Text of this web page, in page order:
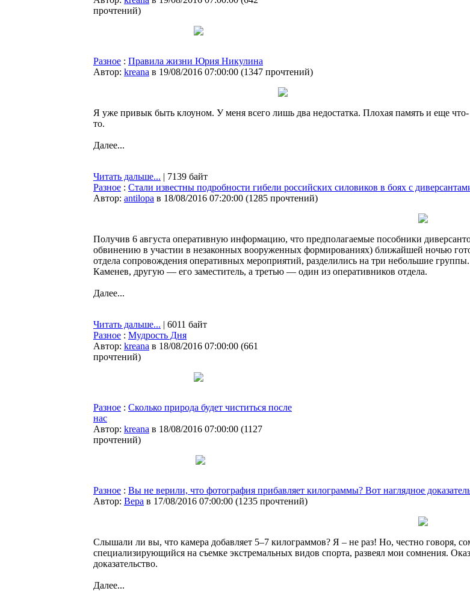
прочтений)
Разное : Правила жизни Юрия Никулина
Автор: kreana в 19/08/2016 07:00:00 (1347 прочтений)
Я уже привык быть клоуном. У меня всего лишь два недостатка. Плохая память и еще что-
то.
Далее...
Читать дальше... | 7139 байт
Разное : Стали известны подробности гибели российских силовиков в боях с
Автор: antilopa в 18/08/2016 07:20:00 (1285 прочтений)
Получив 6 августа оперативную информацию, что предполагаемые пособники
обвинению в участии в незаконных вооруженных формированиях) ближайшей ночью
отдела сопровождения оперативных мероприятий, разделились на три небольшие
Каменев, другую — его заместитель, а третью — один из оперативников отдела.
Далее...
Читать дальше... | 6011 байт
Разное : Мудрость Дня
Автор: kreana в 18/08/2016 07:00:00 (661
прочтений)
Разное : Сколько природа будет чиститься после
нас
Автор: kreana в 18/08/2016 07:00:00 (1127
прочтений)
Разное : Вы не верили, что фотография прибавляет килограммы? Вот наглядное
Автор: Bepa в 17/08/2016 07:00:00 (1235 прочтений)
Слышали ли вы, что камера добавляет 5–7 килограммов? Я – не раз! Но, честно говоря,
специализирующийся на съемке экстремальных видов спорта, развеял мои сомнения.
доказательство.
Далее...